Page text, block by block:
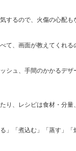
するので、火傷の心配
、画面が教えてくれる
シュ、手間のかかるデ
り、レシピは食材・分
」「煮込む」「蒸す」